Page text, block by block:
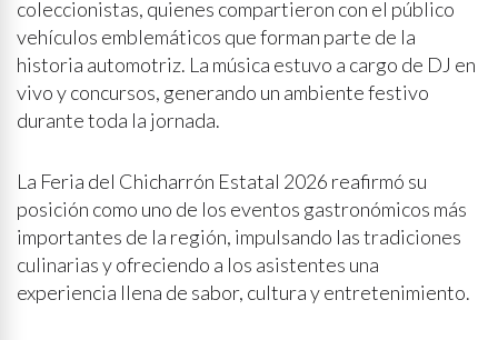
coleccionistas, quienes compartieron con el público
vehículos emblemáticos que forman parte de la
historia automotriz. La música estuvo a cargo de DJ en
vivo y concursos, generando un ambiente festivo
durante toda la jornada.
La Feria del Chicharrón Estatal 2026 reafirmó su
posición como uno de los eventos gastronómicos más
importantes de la región, impulsando las tradiciones
culinarias y ofreciendo a los asistentes una
experiencia llena de sabor, cultura y entretenimiento.